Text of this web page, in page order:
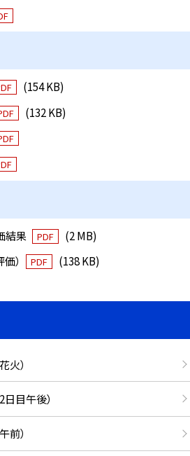
(154 KB)
(132 KB)
結果 PDF
(2 MB)
）
PDF (138 KB)
火）
目午後）
前）